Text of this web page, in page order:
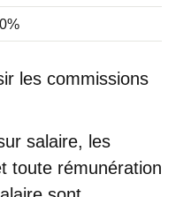
les commissions
salaire, les
toute rémunération